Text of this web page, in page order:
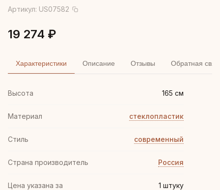
Артикул: US07582
19 274 ₽
Характеристики Описание Отзывы Обратная
Высота 165 см
Материал стеклопластик
Стиль современный
Страна производитель Россия
Цена указана за 1 штуку